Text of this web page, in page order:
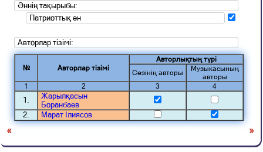
Әннің тақырыбы:
Патриоттық ән
Авторлар тізімі:
№ Авторлар тізімі
Авторлықтың түрі
Сөзінің авторы
Музыкасының
авторы
1
2 3 4
1.
Жарылқасын
Боранбаев
2.
Марат Ілиясов
« »